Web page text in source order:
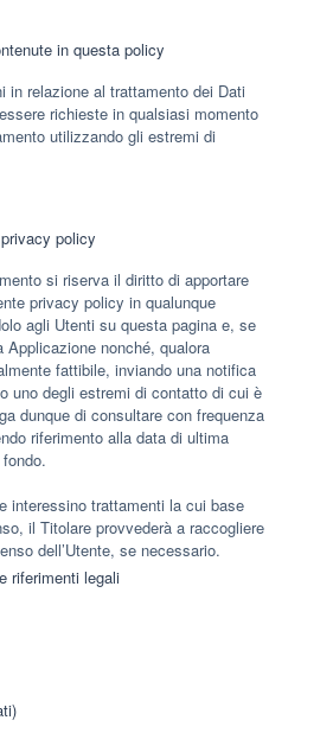
in questa policy
in relazione al trattamento dei Dati
richieste in qualsiasi momento
utilizzando gli estremi di
policy
si riserva il diritto di apportare
privacy policy in qualunque
agli Utenti su questa pagina e, se
nonché, qualora
fattibile, inviando una notifica
uno degli estremi di contatto di cui è
dunque di consultare con frequenza
riferimento alla data di ultima
interessino trattamenti la cui base
il Titolare provvederà a raccogliere
dell’Utente, se necessario.
riferimenti legali